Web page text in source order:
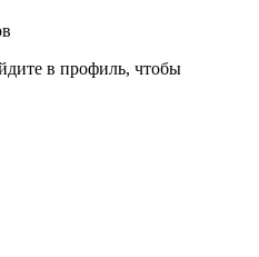
в профиль, чтобы